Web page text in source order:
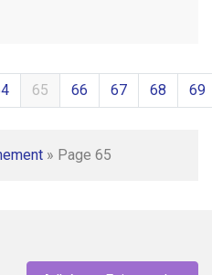
65 66 67 68 69
» Page 65